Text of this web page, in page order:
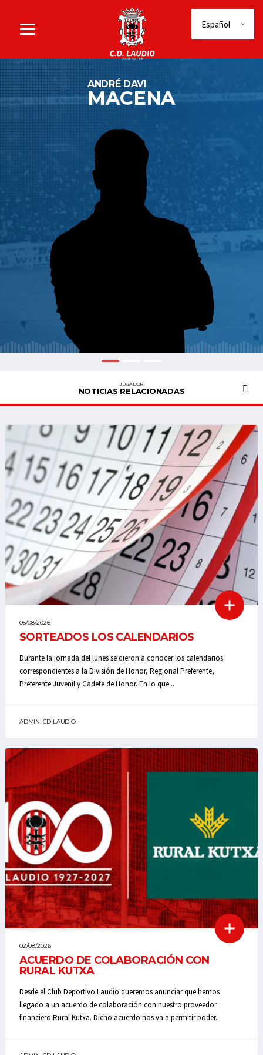
ANDRÉ DAVI
MACENA
JUGADOR
NOTICIAS RELACIONADAS
05/08/2026
SORTEADOS LOS CALENDARIOS
Durante la jornada del lunes se dieron a conocer los calendarios
correspondientes a la División de Honor, Regional Preferente,
Preferente Juvenil y Cadete de Honor. En lo que...
ADMIN. CD LAUDIO
02/08/2026
ACUERDO DE COLABORACIÓN CON
RURAL KUTXA
Desde el Club Deportivo Laudio queremos anunciar que hemos
llegado a un acuerdo de colaboración con nuestro proveedor
financiero Rural Kutxa. Dicho acuerdo nos va a permitir poder...